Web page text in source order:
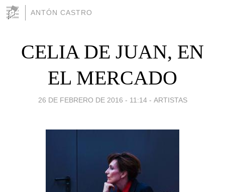
ANTÓN CASTRO
CELIA DE JUAN, EN
EL MERCADO
26 DE FEBRERO DE 2016 - 11:14 - ARTISTAS